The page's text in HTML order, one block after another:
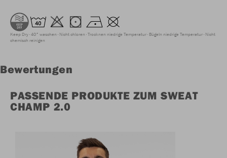
Keep Dry 40° waschen Nicht chloren Trocknen niedrige Temperatur Bügeln niedrige Temperatur Nicht
chemisch reinigen
Bewertungen
PASSENDE PRODUKTE ZUM SWEAT
CHAMP 2.0